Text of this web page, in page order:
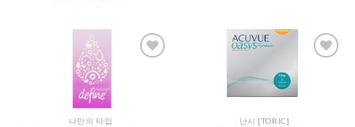
나만의 타입 난시 [TORIC]